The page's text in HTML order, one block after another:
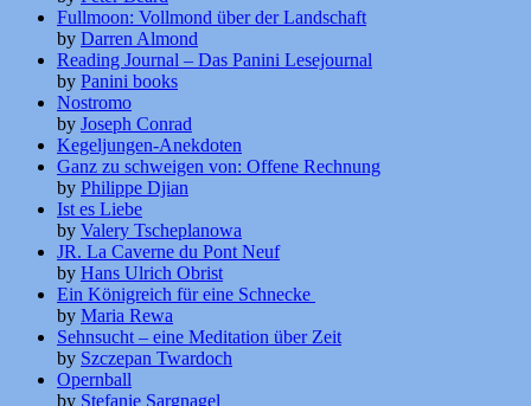
Fullmoon: Vollmond über der Landschaft
by Darren Almond
Reading Journal – Das Panini Lesejournal
by Panini books
Nostromo
by Joseph Conrad
Kegeljungen-Anekdoten
Ganz zu schweigen von: Offene Rechnung
by Philippe Djian
Ist es Liebe
by Valery Tscheplanowa
JR. La Caverne du Pont Neuf
by Hans Ulrich Obrist
Ein Königreich für eine Schnecke
by Maria Rewa
Sehnsucht – eine Meditation über Zeit
by Szczepan Twardoch
Opernball
by Stefanie Sargnagel